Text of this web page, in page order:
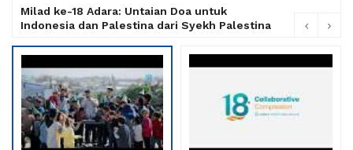
Milad ke-18 Adara: Untaian Doa untuk
Indonesia dan Palestina dari Syekh Palestina